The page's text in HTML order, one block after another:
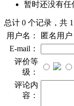
暂时还没有任
总计 0 个记录，共 1
用户名：
匿名用户
E-mail：
评价等
级：
评论内
容：